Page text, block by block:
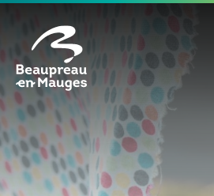
Je veux
Cookies management panel